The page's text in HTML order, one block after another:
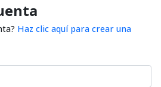
Haz clic aquí para crear una